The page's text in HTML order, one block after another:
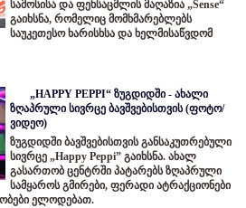
სამოსისა და ფეხსაცმლის მაღაზია „Sense“
გაიხსნა, რომელიც მომხმარებლებს
საუკეთესო ხარისხსა და ხელმისაწვდომ
„HAPPY PEPPI“ ზუგდიდში - ახალი
ზღაპრული სივრცე ბავშვებისთვის (ფოტო/
ვიდეო)
ზუგდიდში ბავშვებისთვის განსაკუთრებული
სივრცე „Happy Peppi” გაიხსნა. ახალ
გასართობ ცენტრში პატარებს ზღაპრული
სამყაროს გმირები, ფერადი ატრაქციონები
ელოდებათ.